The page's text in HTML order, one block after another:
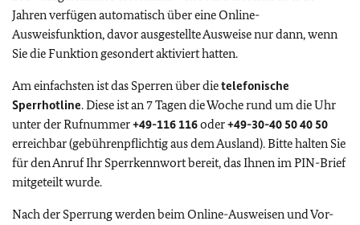
Jahren verfügen automatisch über eine Online-
Ausweisfunktion, davor ausgestellte Ausweise nur dann, wenn
Sie die Funktion gesondert aktiviert hatten.
Am einfachsten ist das Sperren über dietelefonische
Sperrhotline. Diese ist an 7 Tagen die Woche rund um die Uhr
unter der Rufnummer+49-116 116oder+49-30-40 50 40 50
erreichbar (gebührenpflichtig aus dem Ausland). Bitte halten Sie
für den Anruf Ihr Sperrkennwort bereit, das Ihnen im PIN-Brief
mitgeteilt wurde.
Nach der Sperrung werden beim Online-Ausweisen und Vor-